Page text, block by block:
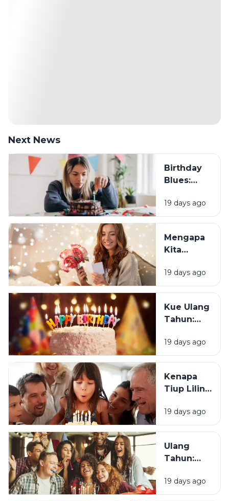
Next News
Birthday
Blues:
Sebagian
Orang
Merasa
Sedih Saat
Tahun?
19 days ago
Mengapa
Kita
Mendapat
Ucapan
Tahun?
19 days ago
Kue Ulang
Tahun:
Tradisi Ini
Berawal?
19 days ago
Kenapa
Tiup Lilin
Tradisi
Saat Ulang
19 days ago
Ulang
Tahun:
Momen
Bertambah
19 days ago